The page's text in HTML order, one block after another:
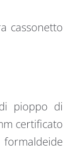
cassonetto
pioppo di
certificato